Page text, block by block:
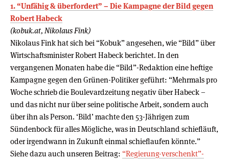
1. “Unfähig & überfordert” – Die Kampagne der Bild gegen
Robert Habeck
(kobuk.at, Nikolaus Fink)
Nikolaus Fink hat sich bei “Kobuk” angesehen, wie “Bild” über
Wirtschaftsminister Robert Habeck berichtet. In den
vergangenen Monaten habe die “Bild”-Redaktion eine heftige
Kampagne gegen den Grünen-Politiker geführt: “Mehrmals pro
Woche schrieb die Boulevardzeitung negativ über Habeck –
und das nicht nur über seine politische Arbeit, sondern auch
über ihn als Person. ‘Bild’ machte den 53-Jährigen zum
Sündenbock für alles Mögliche, was in Deutschland schiefläuft,
oder irgendwann in Zukunft einmal schieflaufen könnte.”
Siehe dazu auch unseren Beitrag: “Regierung-verschenkt”-